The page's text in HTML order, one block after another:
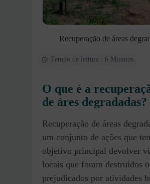
Recuperação de áreas
Tempo de leitura : 6 Minutos
O que é a
de áres degradadas?
Recuperação de áreas
um conjunto de ações que
objetivo principal devolver
locais que foram destruídos
prejudicados por atividades